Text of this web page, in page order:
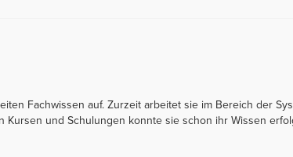
Fachwissen auf. Zurzeit arbeitet sie im Bereich der
und Schulungen konnte sie schon ihr Wissen